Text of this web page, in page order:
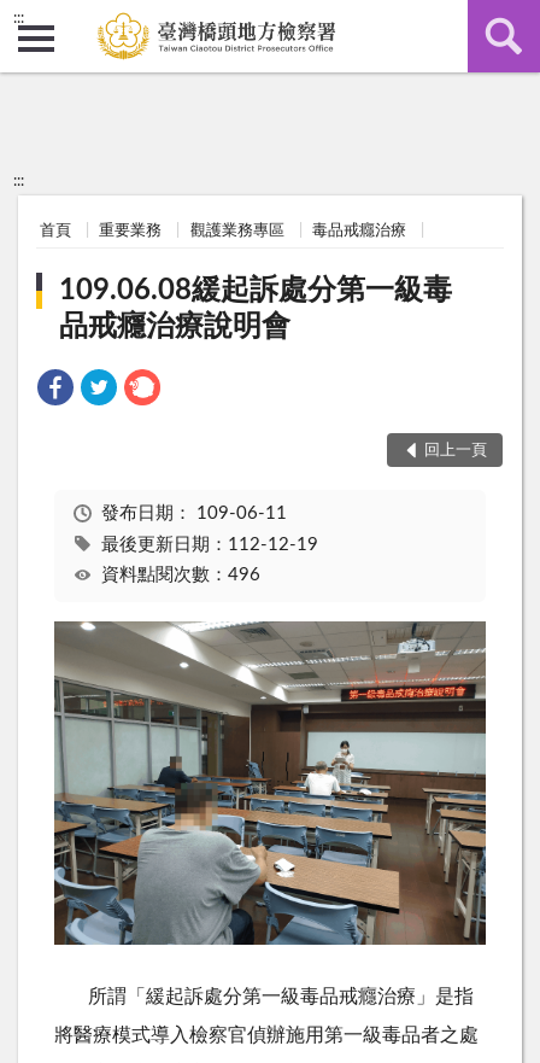
:::
:::
首頁 重要業務 觀護業務專區 毒品戒癮治療
109.06.08緩起訴處分第一級毒
品戒癮治療說明會
回上一頁
發布日期： 109-06-11
最後更新日期：112-12-19
資料點閱次數：496
所謂「緩起訴處分第一級毒品戒癮治療」是指
將醫療模式導入檢察官偵辦施用第一級毒品者之處